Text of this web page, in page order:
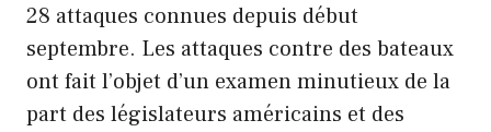
28 attaques connues depuis début
septembre. Les attaques contre des bateaux
ont fait l’objet d’un examen minutieux de la
part des législateurs américains et des